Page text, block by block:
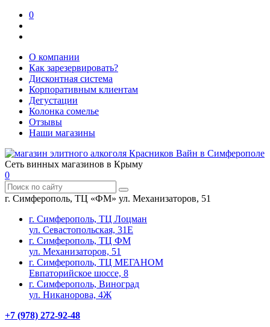
0
О компании
Как зарезервировать?
Дисконтная система
Корпоративным клиентам
Дегустации
Колонка сомелье
Отзывы
Наши магазины
Сеть винных магазинов в Крыму
0
г. Симферополь, ТЦ «ФМ» ул. Механизаторов, 51
г. Симферополь, ТЦ Лоцман
ул. Севастопольская, 31Е
г. Симферополь, ТЦ ФМ
ул. Механизаторов, 51
г. Симферополь, ТЦ МЕГАНОМ
Евпаторийское шоссе, 8
г. Симферополь, Виноград
ул. Никанорова, 4Ж
+7 (978) 272-92-48